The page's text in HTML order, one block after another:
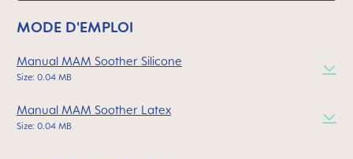
MODE D'EMPLOI
Manual MAM Soother Silicone
Size: 0.04 MB
Manual MAM Soother Latex
Size: 0.04 MB